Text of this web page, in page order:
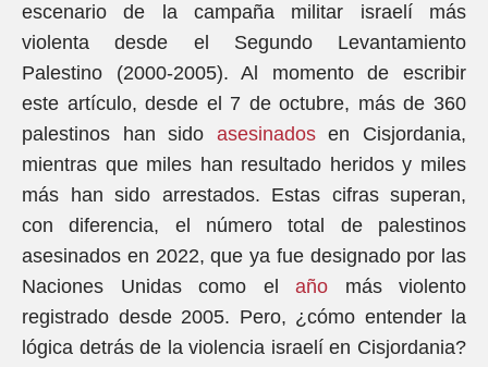
escenario de la campaña militar israelí más
violenta desde el Segundo Levantamiento
Palestino (2000-2005). Al momento de escribir
este artículo, desde el 7 de octubre, más de 360
palestinos han sido asesinadosen Cisjordania,
mientras que miles han resultado heridos y miles
más han sido arrestados. Estas cifras superan,
con diferencia, el número total de palestinos
asesinados en 2022, que ya fue designado por las
Naciones Unidas como el año más violento
registrado desde 2005. Pero, ¿cómo entender la
lógica detrás de la violencia israelí en Cisjordania?